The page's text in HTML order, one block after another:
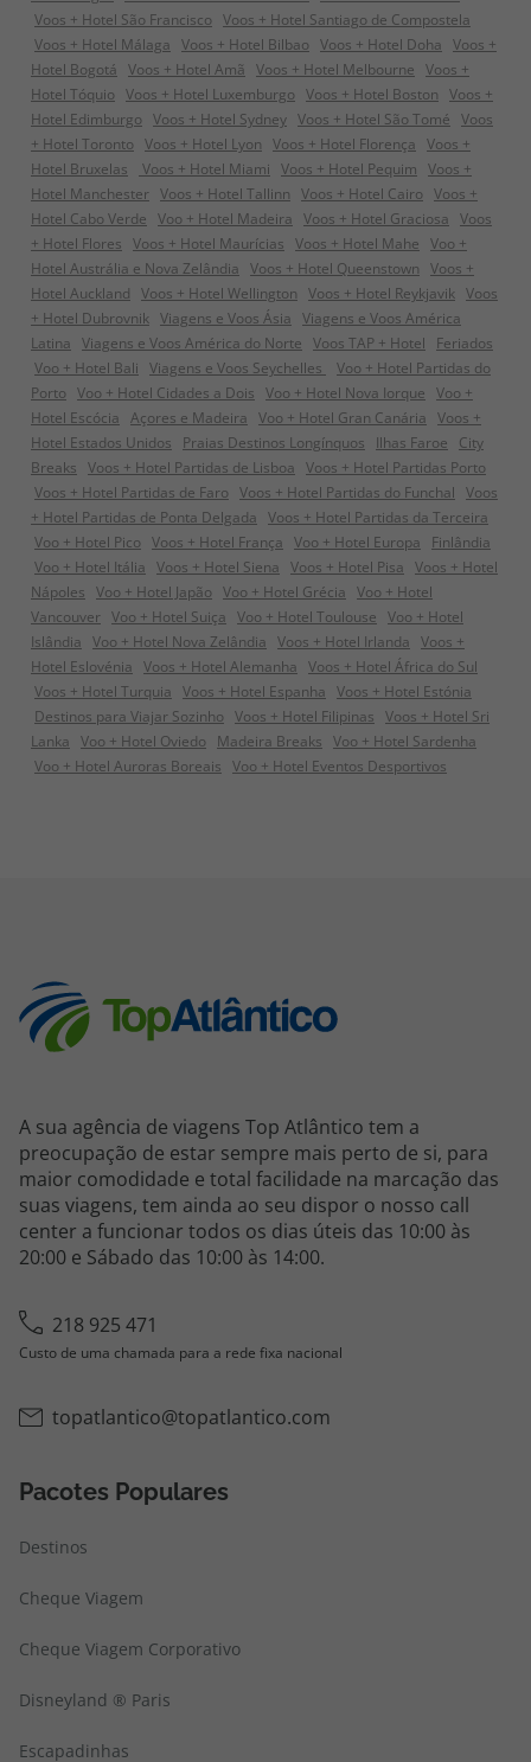
Voos + Hotel São Francisco Voos + Hotel Santiago de Compostela
Voos + Hotel Málaga Voos + Hotel Bilbao Voos + Hotel Doha Voos +
Hotel Bogotá Voos + Hotel Amã Voos + Hotel Melbourne Voos +
Hotel Tóquio Voos + Hotel Luxemburgo Voos + Hotel Boston Voos +
Hotel Edimburgo Voos + Hotel Sydney Voos + Hotel São Tomé Voos
+ Hotel Toronto Voos + Hotel Lyon Voos + Hotel Florença Voos +
Hotel Bruxelas
Voos + Hotel Miami Voos + Hotel Pequim Voos +
Hotel Manchester Voos + Hotel Tallinn Voos + Hotel Cairo Voos +
Hotel Cabo Verde Voo + Hotel Madeira Voos + Hotel Graciosa Voos
+ Hotel Flores Voos + Hotel Maurícias Voos + Hotel Mahe Voo +
Hotel Austrália e Nova Zelândia Voos + Hotel Queenstown Voos +
Hotel Auckland Voos + Hotel Wellington Voos + Hotel Reykjavik Voos
+ Hotel Dubrovnik Viagens e Voos Ásia Viagens e Voos América
Latina Viagens e Voos América do Norte Voos TAP + Hotel
Feriados
Voo + Hotel Bali Viagens e Voos Seychelles
Voo + Hotel Partidas do
Porto Voo + Hotel Cidades a Dois Voo + Hotel Nova Iorque Voo +
Hotel Escócia Açores e Madeira Voo + Hotel Gran Canária Voos +
Hotel Estados Unidos
Praias Destinos Longínquos Ilhas Faroe
City
Breaks Voos + Hotel Partidas de Lisboa Voos + Hotel Partidas Porto
Voos + Hotel Partidas de Faro Voos + Hotel Partidas do Funchal Voos
+ Hotel Partidas de Ponta Delgada Voos + Hotel Partidas da Terceira
Voo + Hotel Pico Voos + Hotel França Voo + Hotel Europa
Finlândia
Voo + Hotel Itália Voos + Hotel Siena Voos + Hotel Pisa Voos + Hotel
Nápoles Voo + Hotel Japão Voo + Hotel Grécia Voo + Hotel
Vancouver Voo + Hotel Suiça Voo + Hotel Toulouse Voo + Hotel
Islândia Voo + Hotel Nova Zelândia Voos + Hotel Irlanda Voos +
Hotel Eslovénia Voos + Hotel Alemanha Voos + Hotel África do Sul
Voos + Hotel Turquia Voos + Hotel Espanha Voos + Hotel Estónia
Destinos para Viajar Sozinho Voos + Hotel Filipinas Voos + Hotel Sri
Lanka Voo + Hotel Oviedo Madeira Breaks Voo + Hotel Sardenha
Voo + Hotel Auroras Boreais Voo + Hotel Eventos Desportivos
A sua agência de viagens Top Atlântico tem a
preocupação de estar sempre mais perto de si, para
maior comodidade e total facilidade na marcação das
suas viagens, tem ainda ao seu dispor o nosso call
center a funcionar todos os dias úteis das 10:00 às
20:00 e Sábado das 10:00 às 14:00.
218 925 471
Custo de uma chamada para a rede fixa nacional
topatlantico@topatlantico.com
Pacotes Populares
Destinos
Cheque Viagem
Cheque Viagem Corporativo
Disneyland ® Paris
Escapadinhas